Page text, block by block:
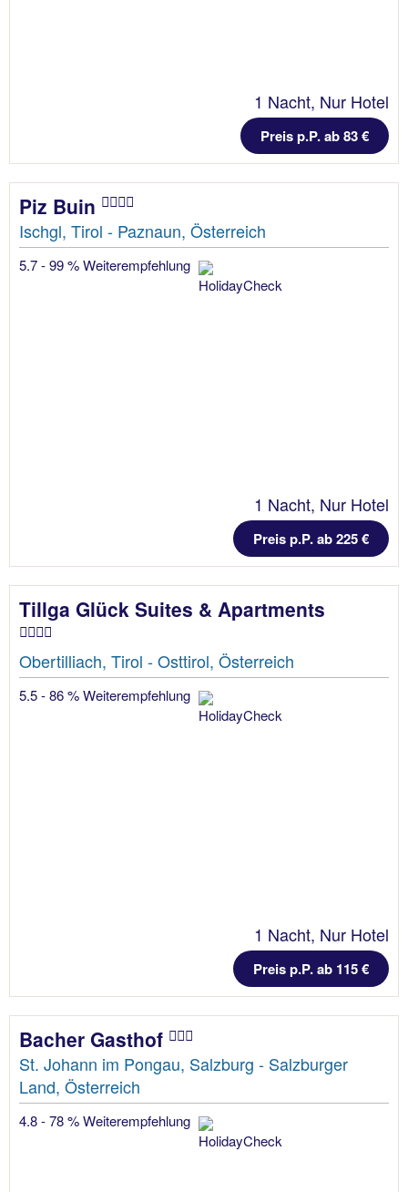
1 Nacht, Nur Hotel
Preis p.P. ab 83 €
Piz Buin
Ischgl, Tirol - Paznaun, Österreich
5.7 - 99 % Weiterempfehlung
1 Nacht, Nur Hotel
Preis p.P. ab 225 €
Tillga Glück Suites & Apartments
Obertilliach, Tirol - Osttirol, Österreich
5.5 - 86 % Weiterempfehlung
1 Nacht, Nur Hotel
Preis p.P. ab 115 €
Bacher Gasthof
St. Johann im Pongau, Salzburg - Salzburger
Land, Österreich
4.8 - 78 % Weiterempfehlung